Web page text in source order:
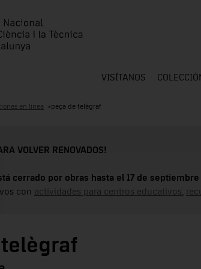
VISÍTANOS
en línea peça de telègraf
VOLVER RENOVADOS!
cerrado por obras hasta el 17 de
con actividades para centros educativos